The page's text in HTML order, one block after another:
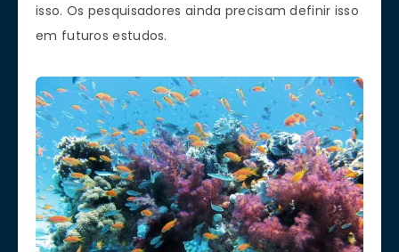
isso. Os pesquisadores ainda precisam definir isso
em futuros estudos.